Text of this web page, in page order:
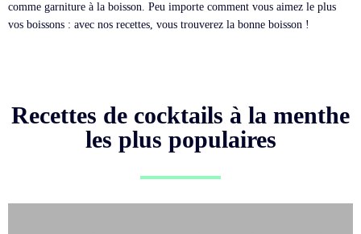
comme garniture à la boisson. Peu importe comment vous aimez le plus
vos boissons : avec nos recettes, vous trouverez la bonne boisson !
Recettes de cocktails à la menthe
les plus populaires